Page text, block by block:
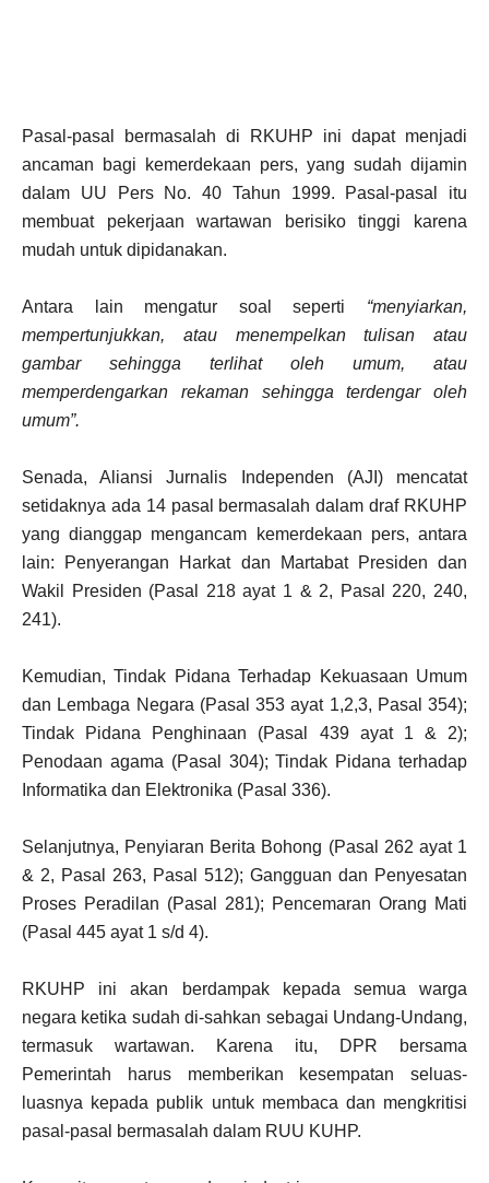
Pasal-pasal bermasalah di RKUHP ini dapat menjadi
ancaman bagi kemerdekaan pers, yang sudah dijamin
dalam UU Pers No. 40 Tahun 1999. Pasal-pasal itu
membuat pekerjaan wartawan berisiko tinggi karena
mudah untuk dipidanakan.
Antara lain mengatur soal seperti “menyiarkan,
mempertunjukkan, atau menempelkan tulisan atau
gambar sehingga terlihat oleh umum, atau
memperdengarkan rekaman sehingga terdengar oleh
umum”.
Senada, Aliansi Jurnalis Independen (AJI) mencatat
setidaknya ada 14 pasal bermasalah dalam draf RKUHP
yang dianggap mengancam kemerdekaan pers, antara
lain: Penyerangan Harkat dan Martabat Presiden dan
Wakil Presiden (Pasal 218 ayat 1 & 2, Pasal 220, 240,
241).
Kemudian, Tindak Pidana Terhadap Kekuasaan Umum
dan Lembaga Negara (Pasal 353 ayat 1,2,3, Pasal 354);
Tindak Pidana Penghinaan (Pasal 439 ayat 1 & 2);
Penodaan agama (Pasal 304); Tindak Pidana terhadap
Informatika dan Elektronika (Pasal 336).
Selanjutnya, Penyiaran Berita Bohong (Pasal 262 ayat 1
& 2, Pasal 263, Pasal 512); Gangguan dan Penyesatan
Proses Peradilan (Pasal 281); Pencemaran Orang Mati
(Pasal 445 ayat 1 s/d 4).
RKUHP ini akan berdampak kepada semua warga
negara ketika sudah di-sahkan sebagai Undang-Undang,
termasuk wartawan. Karena itu, DPR bersama
Pemerintah harus memberikan kesempatan seluas-
luasnya kepada publik untuk membaca dan mengkritisi
pasal-pasal bermasalah dalam RUU KUHP.